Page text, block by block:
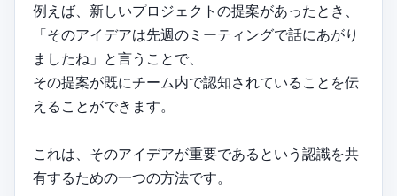
例えば、新しいプロジェクトの提案があったとき、
「そのアイデアは先週のミーティングで話にあがり
ましたね」と言うことで、
その提案が既にチーム内で認知されていることを伝
えることができます。
これは、そのアイデアが重要であるという認識を共
有するための一つの方法です。